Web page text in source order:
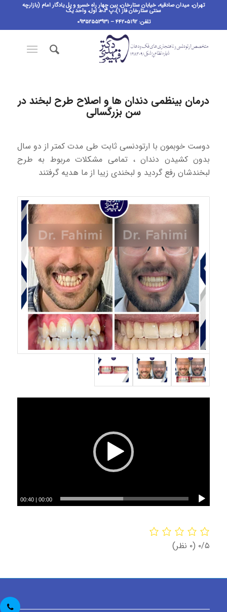
تهران، میدان صادقیه، خیابان ستارخان، بین چهار راه خسرو و پل یادگار امام (بازارچه
سنتی ستارخان فاز ۱)،پ ٣،ط اول، واحد یک
تلفن: ۴۴۲۰۵۱۹۲ – ۰۹۳۵۲۵۵۳۹۳۱
درمان بینظمی دندان ها و اصلاح طرح لبخند در
سن بزرگسالی
دوست خوبمون با ارتودنسی ثابت طی مدت کمتر از دو سال
بدون کشیدن دندان ، تمامی مشکلات مربوط به طرح
لبخندشان رفع گردید و لبخندی زیبا از ما هدیه گرفتند
00:00
|
00:40
‫۰/۵ ‫(۰ نظر)